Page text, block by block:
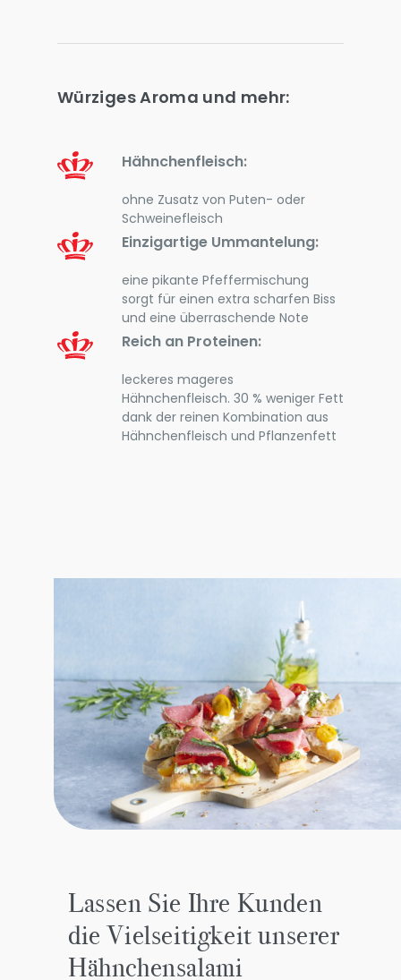
Würziges Aroma und mehr:
Hähnchenfleisch:
ohne Zusatz von Puten- oder
Schweinefleisch
Einzigartige Ummantelung:
eine pikante Pfeffermischung
sorgt für einen extra scharfen Biss
und eine überraschende Note
Reich an Proteinen:
leckeres mageres
Hähnchenfleisch. 30 % weniger Fett
dank der reinen Kombination aus
Hähnchenfleisch und Pflanzenfett
Lassen Sie Ihre Kunden
die Vielseitigkeit unserer
Hähnchensalami